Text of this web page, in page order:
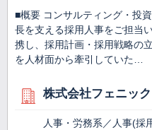
■概要 コンサルティング・投
長を支える採用人事をご担当
携し、採用計画・採用戦略の
を人材面から牽引していた…
株式会社フェニッ
人事・労務系／人事(採